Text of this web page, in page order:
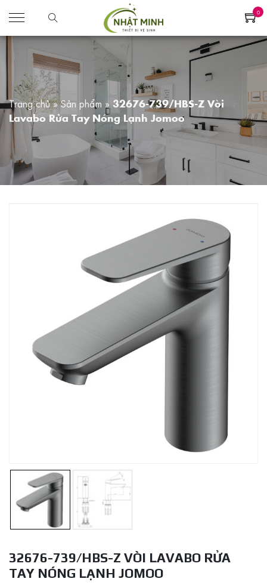
0
Trang chủ»Sản phẩm » 32676-739/HBS-Z Vòi
Lavabo Rửa Tay Nóng Lạnh Jomoo
32676-739/HBS-Z VÒI LAVABO RỬA
TAY NÓNG LẠNH JOMOO